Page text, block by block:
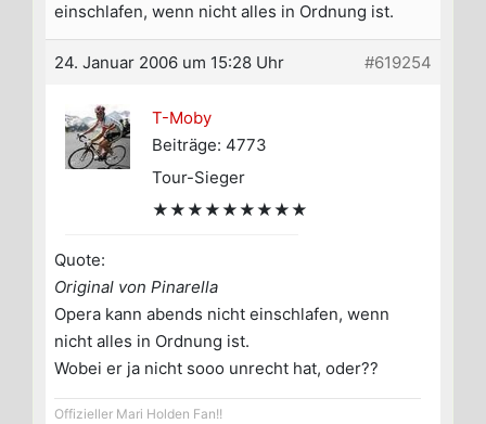
einschlafen, wenn nicht alles in Ordnung ist.
24. Januar 2006 um 15:28 Uhr #619254
T-Moby
Beiträge: 4773
Tour-Sieger
★★★★★★★★★
Quote:
Original von Pinarella
Opera kann abends nicht einschlafen, wenn
nicht alles in Ordnung ist.
Wobei er ja nicht sooo unrecht hat, oder??
Offizieller Mari Holden Fan!!